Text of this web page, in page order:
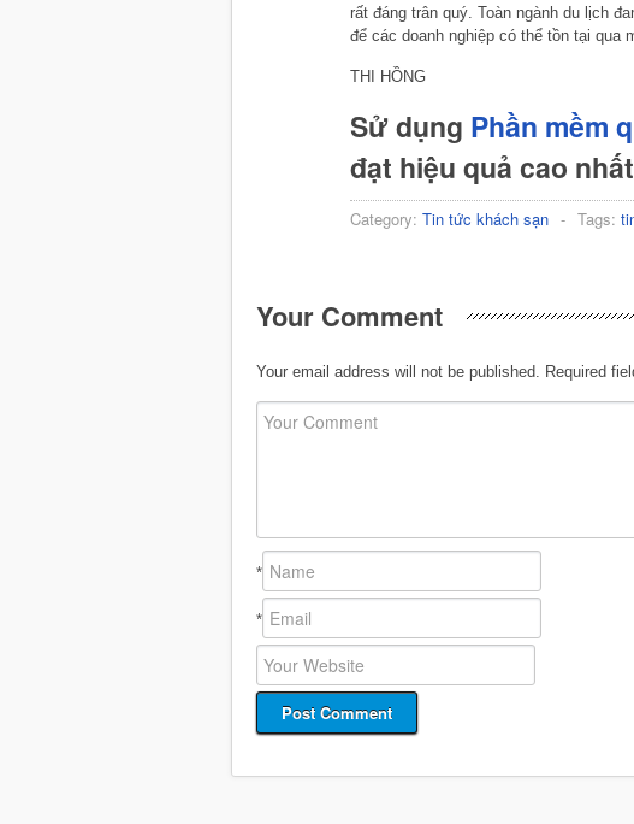
rất đáng trân quý. Toàn ngành du lịch
để các doanh nghiệp có thể tồn tại qua
THI HỒNG
Sử dụng Phần mềm
đạt hiệu quả cao nhất
Category: Tin tức khách sạn - Tags:
Your Comment
Your email address will not be published. Required
*
*